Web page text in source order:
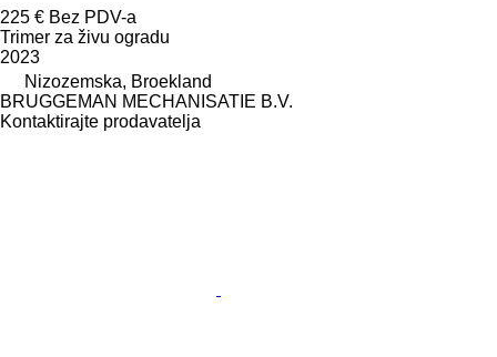
225 € Bez PDV-a
Trimer za živu ogradu
2023
Nizozemska, Broekland
BRUGGEMAN MECHANISATIE B.V.
Kontaktirajte prodavatelja